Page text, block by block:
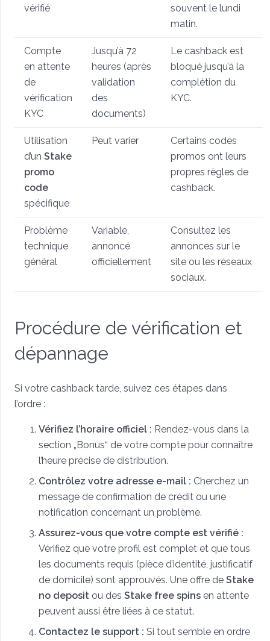
vérifié
souvent le lundi
matin.
Compte
en attente
de
vérification
KYC
Jusqu’à 72
heures (après
validation
des
documents)
Le cashback est
bloqué jusqu’à la
complétion du
KYC.
Utilisation
d’un Stake
promo
code
spécifique
Peut varier
Certains codes
promos ont leurs
propres règles de
cashback.
Problème
technique
général
Variable,
annoncé
officiellement
Consultez les
annonces sur le
site ou les réseaux
sociaux.
Procédure de vérification et
dépannage
Si votre cashback tarde, suivez ces étapes dans
l’ordre :
Vérifiez l’horaire officiel : Rendez-vous dans la
section „Bonus“ de votre compte pour connaître
l’heure précise de distribution.
Contrôlez votre adresse e-mail : Cherchez un
message de confirmation de crédit ou une
notification concernant un problème.
Assurez-vous que votre compte est vérifié :
Vérifiez que votre profil est complet et que tous
les documents requis (pièce d’identité, justificatif
de domicile) sont approuvés. Une offre de Stake
no deposit ou des Stake free spins en attente
peuvent aussi être liées à ce statut.
Contactez le support : Si tout semble en ordre